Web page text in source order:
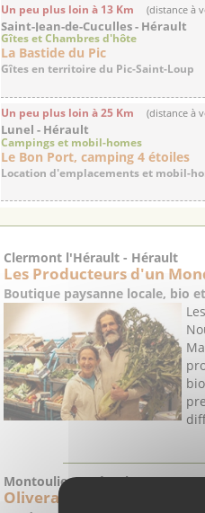
Un peu plus loin à 13 Km (distance à
Saint-Jean-de-Cuculles - Hérault
Gîtes et Chambres d'hôte
La Bastide du Pic
Gîtes en territoire du Pic-Saint-Loup
Un peu plus loin à 25 Km (distance à
Lunel - Hérault
Campings et mobil-homes
Le Bon Port, camping 4 étoiles
Location d'emplacements et mobil-
Clermont l'Hérault - Hérault
Les Producteurs d'un
Boutique paysanne locale, bio
Montoulieu - Hérault
Oliveraie Barthélémy